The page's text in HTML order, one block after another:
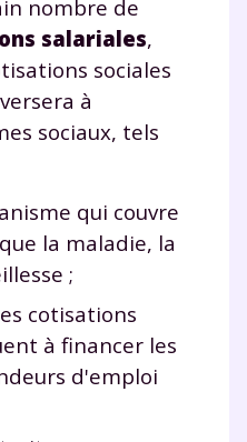
nombre de
salariales,
sociales
à
sociaux, tels
qui couvre
la maladie, la
;
cotisations
à financer les
d'emploi
notre
soutien
vidéos ,exercices
de révisions
parents
scolaire du CP à
disponibles
audio ou